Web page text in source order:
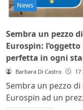
News
Sembra un pezzo
Eurospin:
perfetta in ogni
Barbara Di Castro 17
Sembra un pezzo
Eurospin ad un